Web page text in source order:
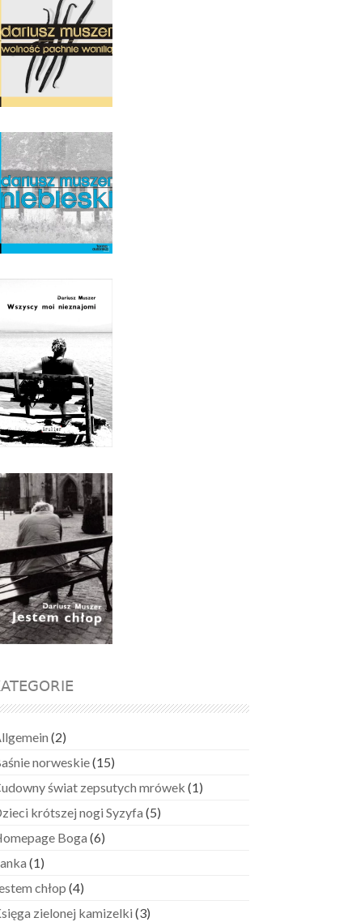
(2)
norweskie(15)
świat zepsutych mrówek (1)
krótszej nogi Syzyfa (5)
Boga (6)
(1)
chłop (4)
zielonej kamizelki (3)